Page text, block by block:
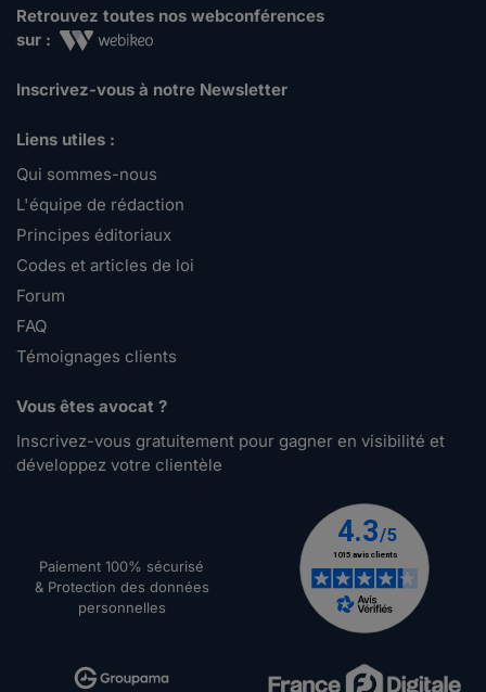
Retrouvez toutes nos webconférences
sur :
Inscrivez-vous à notre Newsletter
Liens utiles :
Qui sommes-nous
L'équipe de rédaction
Principes éditoriaux
Codes et articles de loi
Forum
FAQ
Témoignages clients
Vous êtes avocat ?
Inscrivez-vous gratuitement pour gagner en visibilité et
développez votre clientèle
Paiement 100% sécurisé
& Protection des données
personnelles